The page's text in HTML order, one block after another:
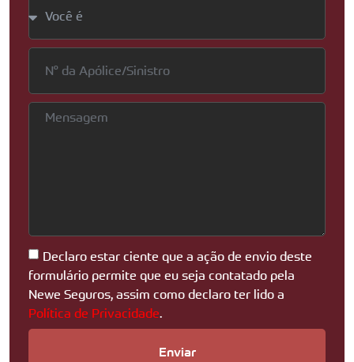
Declaro estar ciente que a ação de envio deste
formulário permite que eu seja contatado pela
Newe Seguros, assim como declaro ter lido a
Política de Privacidade.
Enviar